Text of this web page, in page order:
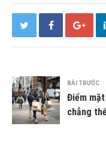
BÀI TRƯỚC
Điểm
chẳng